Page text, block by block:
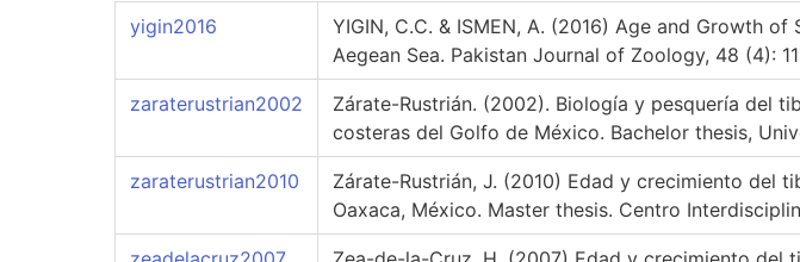
yigin2016
YIGIN, C.C. & ISMEN, A. (2016) Age and Growth
Aegean Sea. Pakistan Journal of Zoology, 48 (4):
zaraterustrian2002
Zárate-Rustrián. (2002). Biología y pesquería del
costeras del Golfo de México. Bachelor thesis,
zaraterustrian2010
Zárate-Rustrián, J. (2010) Edad y crecimiento del
Oaxaca, México. Master thesis. Centro